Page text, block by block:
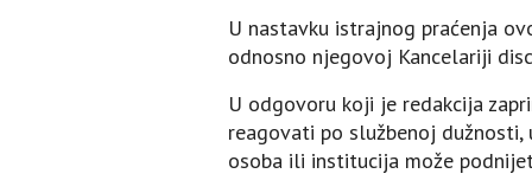
U nastavku istrajnog praćenja
odnosno njegovoj Kancelariji
U odgovoru koji je redakcija
reagovati po službenoj dužnosti,
osoba ili institucija može